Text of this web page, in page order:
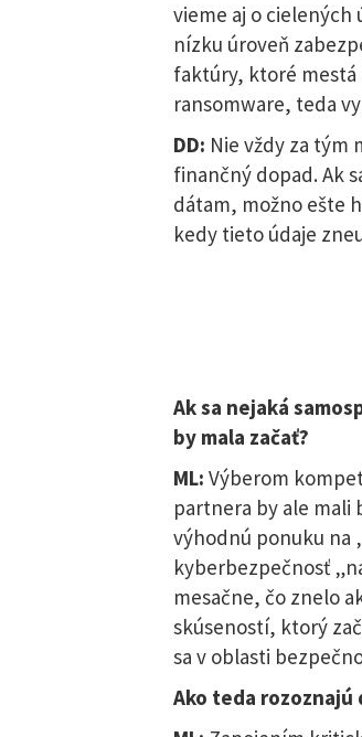
vieme aj o cielených
nízku úroveň
faktúry, ktoré mestá
ransomware, teda
DD: Nie vždy za tým
finančný dopad. Ak
dátam, možno ešte
kedy tieto údaje
Ak sa nejaká
by mala začať?
ML: Výberom
partnera by ale mali
výhodnú ponuku na
kyberbezpečnosť
mesačne, čo znelo
skúseností, ktorý
sa v oblasti
Ako teda rozoznajú